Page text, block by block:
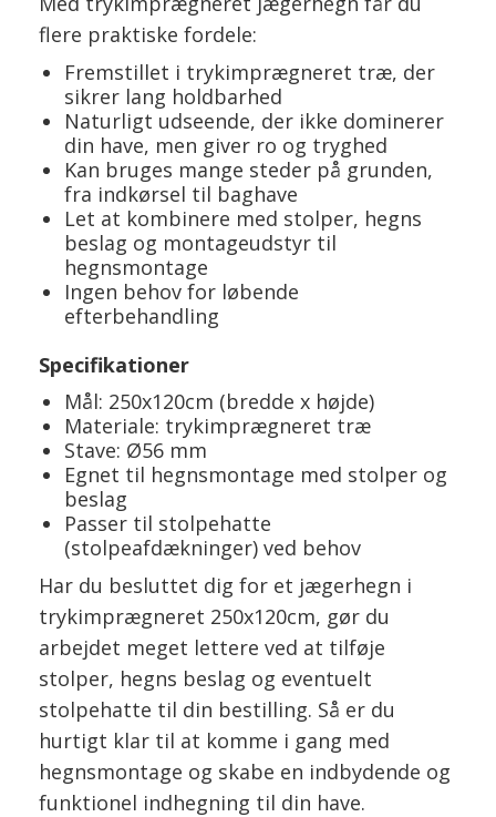
flere praktiske fordele:
Fremstillet i trykimprægneret træ, der
sikrer lang holdbarhed
Naturligt udseende, der ikke dominerer
din have, men giver ro og tryghed
Kan bruges mange steder på grunden,
fra indkørsel til baghave
Let at kombinere med stolper, hegns
beslag og montageudstyr til
hegnsmontage
Ingen behov for løbende
efterbehandling
Specifikationer
Mål: 250x120cm (bredde x højde)
Materiale: trykimprægneret træ
Stave: Ø56 mm
Egnet til hegnsmontage med stolper og
beslag
Passer til stolpehatte
(stolpeafdækninger) ved behov
Har du besluttet dig for et jægerhegn i
trykimprægneret 250x120cm, gør du
arbejdet meget lettere ved at tilføje
stolper, hegns beslag og eventuelt
stolpehatte til din bestilling. Så er du
hurtigt klar til at komme i gang med
hegnsmontage og skabe en indbydende og
funktionel indhegning til din have.